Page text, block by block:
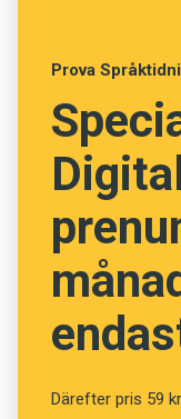
Fråga13av24
Irrigation
Tristess
Ilska
Prova
Digital
Därefter pris 59